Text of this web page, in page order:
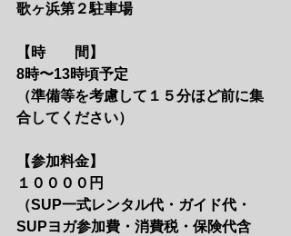
歌ヶ浜第２駐車場
【時　　間】
8時〜13時頃予定
（準備等を考慮して１５分ほど前に集
合してください）
【参加料金】
１００００円
（SUP一式レンタル代・ガイド代・
SUPヨガ参加費・消費税・保険代含